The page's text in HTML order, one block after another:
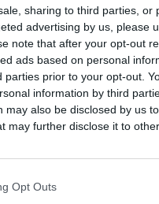
sharing to third parties, or
advertising by us, please
note that after your opt-out
ads based on personal
parties prior to your opt-out.
information by third
may also be disclosed by us
may further disclose it to
Opt Outs
του ρατσισμού
λαθών θα πρέπει
γίνουν μέρος της